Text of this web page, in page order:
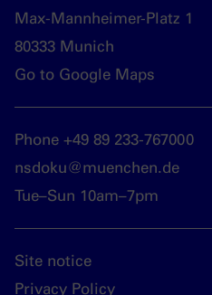
Max-Mannheimer-Platz 1
80333 Munich
Go to Google Maps
Phone +49 89 233-767000
nsdoku@muenchen.de
Tue–Sun 10am–7pm
Site notice
Privacy Policy